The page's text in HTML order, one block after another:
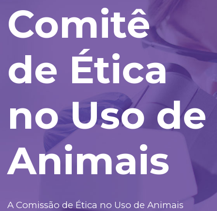
Comitê
de Ética
no Uso de
Animais
A Comissão de Ética no Uso de Animais